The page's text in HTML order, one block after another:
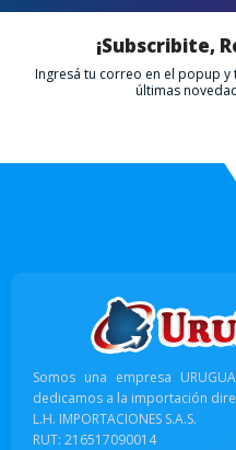
¡Subscribite,
Ingresá tu correo en el popup
últimas
Somos una empresa
dedicamos a la importación
L.H. IMPORTACIONES S.A.S.
RUT: 216517090014